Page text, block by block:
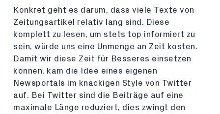
Konkret geht es darum, dass viele Texte von
Zeitungsartikel relativ lang sind. Diese
komplett zu lesen, um stets top informiert zu
sein, würde uns eine Unmenge an Zeit kosten.
Damit wir diese Zeit für Besseres einsetzen
können, kam die Idee eines eigenen
Newsportals im knackigen Style von Twitter
auf. Bei Twitter sind die Beiträge auf eine
maximale Länge reduziert, dies zwingt den